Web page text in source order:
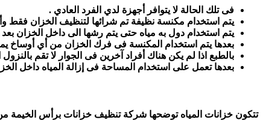
فى تلك الحالة لا يتوافر أجهزة لدي الفرد العادي .
يتم استخدام مكنسة نظيفة تم شرائها لتنظيف الخزان فقط
يتم استخدام دول به مياه حتى يتم رشها الى داخل الخزان
بعدها يتم استخدام المكنسة فى فرك الخزان من أي أوساخ
بالطبع اذا لم يكن هناك أفراد آخرين فى الجوار لا تقم
بعدها تعمل على استخدام المساحة فى إزالة المياه داخل
تتكون خزانات المياه توضحها شركة تنظيف خزانات برأس الخيمة